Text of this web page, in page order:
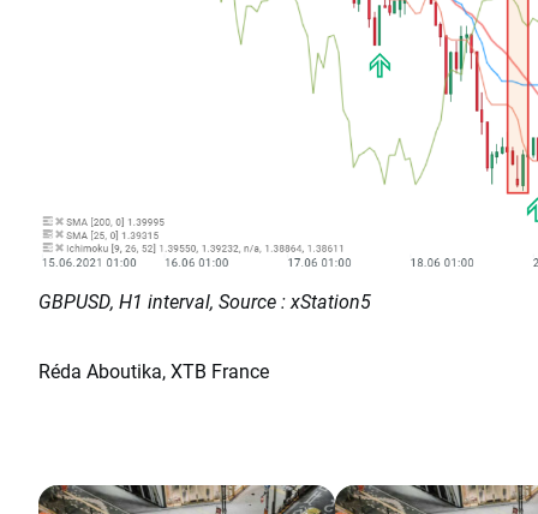
GBPUSD, H1 interval, Source : xStation5
Réda Aboutika, XTB France